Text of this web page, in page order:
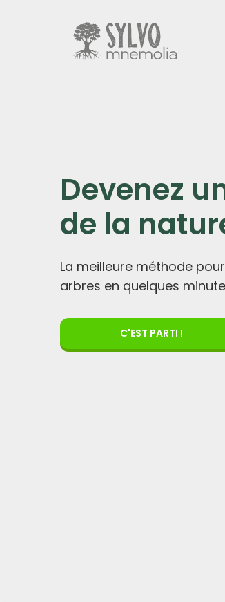
Devenez
de la
La meilleure méthode
arbres en quelques
C'EST PARTI !